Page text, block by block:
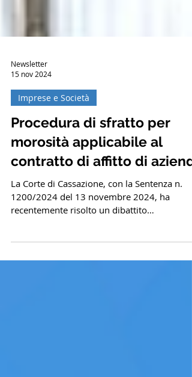
Newsletter
15 nov 2024
Imprese e Società
Procedura di sfratto per
contratto di affitto di
La Corte di Cassazione, con la Sentenza n.
recentemente risolto un dibattito